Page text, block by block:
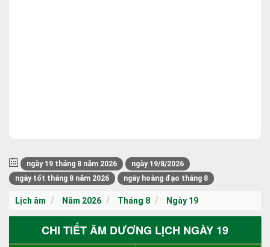
ngày 19 tháng 8 năm 2026
ngày 19/8/2026
ngày tốt tháng 8 năm 2026
ngày hoàng đạo tháng 8
Lịch âm Năm 2026 Tháng 8 Ngày 19
CHI TIẾT ÂM DƯƠNG LỊCH NGÀY 19